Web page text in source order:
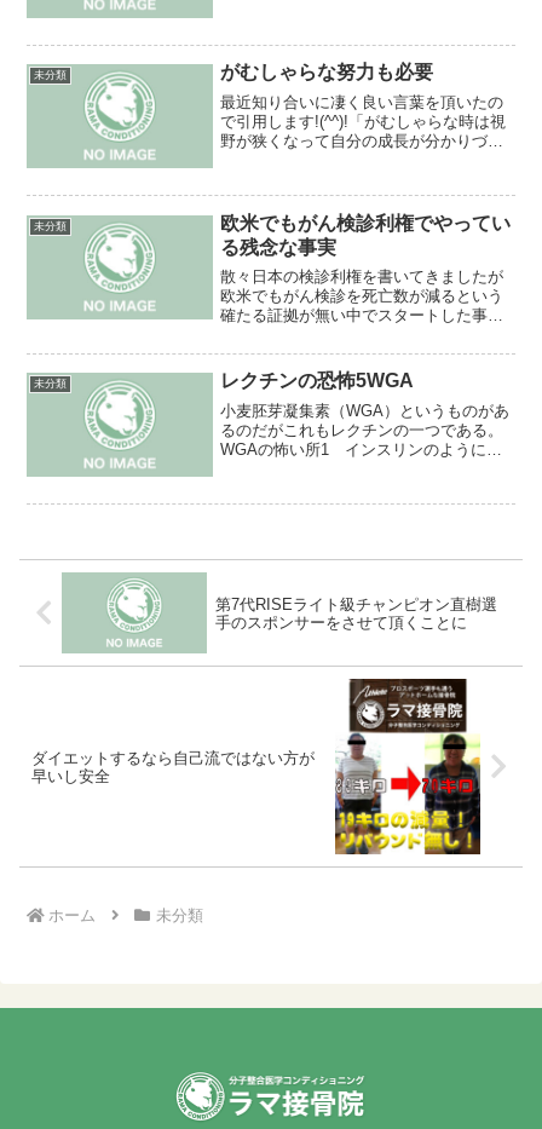
糖（糖分の一種）を増やしている事が実
は問題です。砂糖が身体に悪...
未分類 がむしゃらな努力も必要
最近知り合いに凄く良い言葉を頂いたの
で引用します!(^^)!「がむしゃらな時は視
野が狭くなって自分の成長が分かりづら
る通りで、がむしゃらな努力があなたを
更に上の世界に引...
未分類
欧米でもがん検診利権でやってい
る残念な事実
散々日本の検診利権を書いてきましたが
欧米でもがん検診を死亡数が減るという
確たる証拠が無い中でスタートした事実
がん、大腸がん、子宮がんです。その後
にしっかりとそれが無駄である、効果が
無いというのが分かっても...
未分類 レクチンの恐怖5WGA
小麦胚芽凝集素（WGA）というものがあ
るのだがこれもレクチンの一つである。
WGAの怖い所1 インスリンのように働
原因やインスリン抵抗性示すことで糖尿
第7代RISEライト級チャンピオン直樹選
手のスポンサーをさせて頂くことに
ダイエットするなら自己流ではない方が
早いし安全
ホーム 未分類